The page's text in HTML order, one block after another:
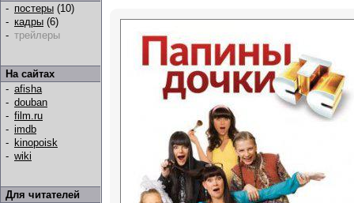
- постеры (10)
- кадры (6)
- трейлеры
На сайтах
- afisha
- douban
- film.ru
- imdb
- kinopoisk
- wiki
Для читателей